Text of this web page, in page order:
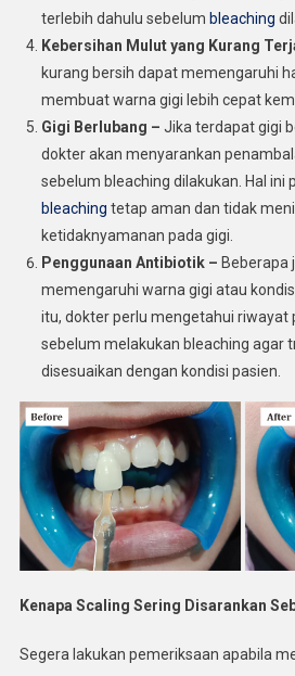
terlebih dahulu sebelum bleaching
Kebersihan Mulut yang Kurang
kurang bersih dapat memengaruhi
membuat warna gigi lebih cepat
Gigi Berlubang – Jika terdapat gigi
dokter akan menyarankan
sebelum bleaching dilakukan. Hal ini
bleaching tetap aman dan tidak
ketidaknyamanan pada gigi.
Penggunaan Antibiotik – Beberapa
memengaruhi warna gigi atau
itu, dokter perlu mengetahui riwayat
sebelum melakukan bleaching agar
disesuaikan dengan kondisi pasien.
Kenapa Scaling Sering Disarankan
Segera lakukan pemeriksaan apabila